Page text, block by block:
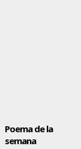
Poema de la
semana